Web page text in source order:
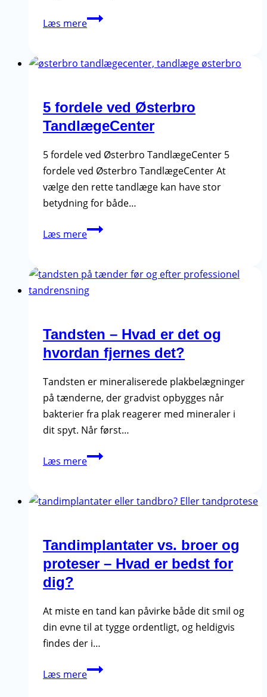
Læs mereSkolestart:
børn
5 fordele ved Østerbro
TandlægeCenter
5 fordele ved Østerbro TandlægeCenter 5
fordele ved Østerbro TandlægeCenter At
vælge den rette tandlæge kan have stor
betydning for både…
Læs mere5
Østerbro
TandlægeCenter
Tandsten – Hvad er det og
hvordan fjernes det?
Tandsten er mineraliserede plakbelægninger
på tænderne, der gradvist opbygges når
bakterier fra plak reagerer med mineraler i
dit spyt. Når først…
Læs mereTandsten
er
hvordan
fjernes
Tandimplantater vs. broer og
proteser – Hvad er bedst for
dig?
At miste en tand kan påvirke både dit smil og
din evne til at tygge ordentligt, og heldigvis
findes der i…
Læs mereTandimplantater